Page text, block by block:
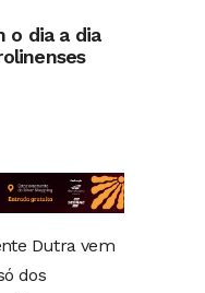
o dia a dia
Dutra vem
dos